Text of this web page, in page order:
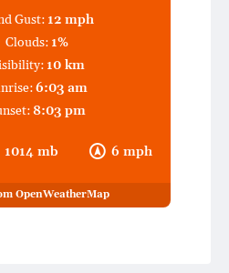
1014 mb 6 mph
Gust: 12 mph
Clouds: 1%
10 km
6:03 am
8:03 pm
OpenWeatherMap